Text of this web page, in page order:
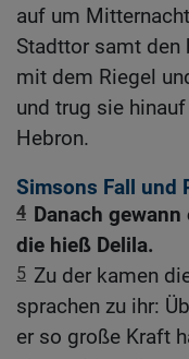
auf um
Stadttor samt den
mit dem Riegel
und trug sie
Hebron.
Simsons Fall und
4 Danach
die hieß Delila.
5 Zu der kamen
sprachen zu ihr:
er so große Kraft